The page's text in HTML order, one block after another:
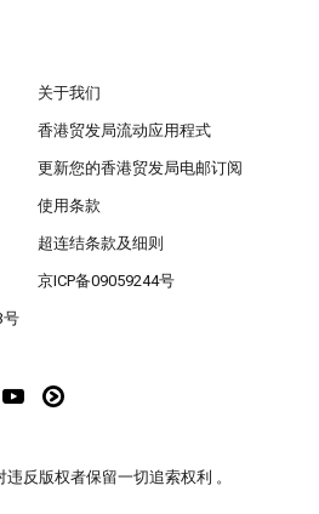
关于我们
香港贸发局流动应用程式
更新您的香港贸发局电邮订阅
使用条款
超连结条款及细则
京ICP备09059244号
号
反版权者保留一切追索权利 。